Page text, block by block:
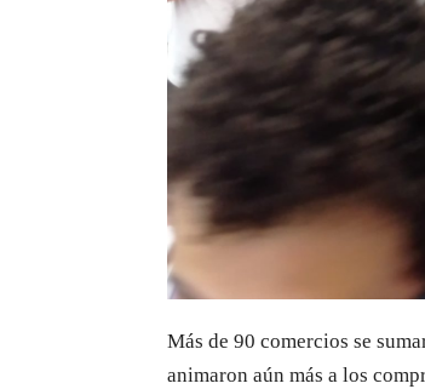
Más de 90 comercios se
animaron aún más a los